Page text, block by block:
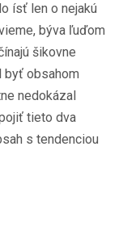
ísť len o nejakú
býva ľuďom
šikovne
byť obsahom
nedokázal
tieto dva
s tendenciou